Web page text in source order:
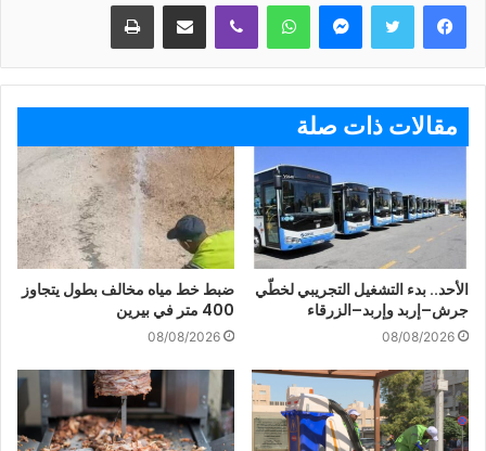
ماسنجر واتساب ڤايبر مشاركة عبر البريد طباعة
مقالات ذات صلة
الأحد.. بدء التشغيل التجريبي لخطّي
جرش–إربد وإربد–الزرقاء
08/08/2026
ضبط خط مياه مخالف بطول يتجاوز
400 متر في بيرين
08/08/2026